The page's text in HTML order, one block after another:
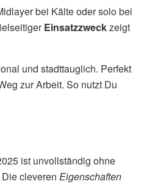
bei Kälte oder solo bei
Einsatzzweckzeigt
und stadttauglich. Perfekt
zur Arbeit. So nutzt Du
ist unvollständig ohne
Die cleveren Eigenschaften